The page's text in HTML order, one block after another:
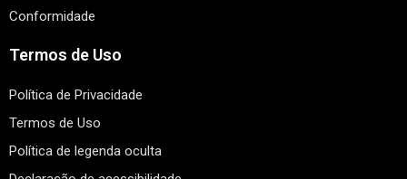
Conformidade
Termos de Uso
Política de Privacidade
Termos de Uso
Política de legenda oculta